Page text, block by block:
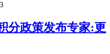
分政策发布专家:更